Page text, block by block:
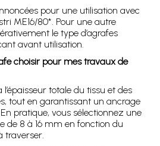
pour une utilisation avec
ME16/80*. Pour une autre
le type d’agrafes
avant utilisation.
choisir pour mes travaux de
totale du tissu et des
tout en garantissant un ancrage
pratique, vous sélectionnez une
de 8 à 16 mm en fonction du
traverser.